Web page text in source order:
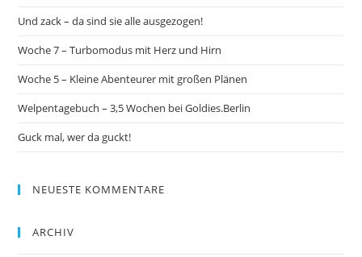
Und zack – da sind sie alle ausgezogen!
Woche 7 – Turbomodus mit Herz und Hirn
Woche 5 – Kleine Abenteurer mit großen Plänen
Welpentagebuch – 3,5 Wochen bei Goldies.Berlin
Guck mal, wer da guckt!
NEUESTE KOMMENTARE
ARCHIV